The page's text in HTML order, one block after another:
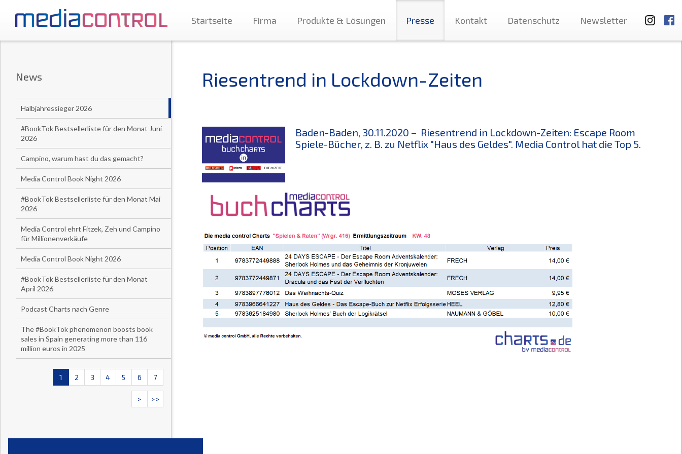
Startseite Firma Produkte & Lösungen Presse Kontakt Datenschutz Newsletter
News
Halbjahressieger 2026
#BookTok Bestsellerliste für den Monat Juni
2026
Campino, warum hast du das gemacht?
Media Control Book Night 2026
#BookTok Bestsellerliste für den Monat Mai
2026
Media Control ehrt Fitzek, Zeh und Campino
für Millionenverkäufe
Media Control Book Night 2026
#BookTok Bestsellerliste für den Monat
April 2026
Podcast Charts nach Genre
The #BookTok phenomenon boosts book
sales in Spain generating more than 116
million euros in 2025
1 2 3 4 5 6 7
> >>
Riesentrend in Lockdown-Zeiten
Baden-Baden, 30.11.2020 – Riesentrend in Lockdown-Zeiten: Escape Room
Spiele-Bücher, z. B. zu Netflix "Haus des Geldes". Media Control hat die Top 5.